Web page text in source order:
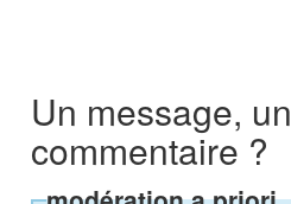
Un message, un
commentaire ?